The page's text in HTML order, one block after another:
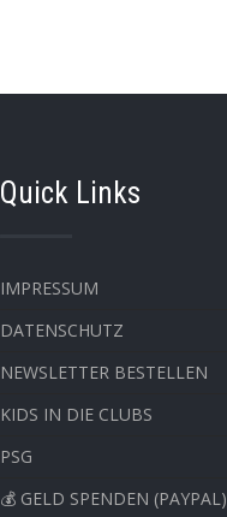
Quick Links
IMPRESSUM
DATENSCHUTZ
NEWSLETTER BESTELLEN
KIDS IN DIE CLUBS
PSG
💰 GELD SPENDEN (PAYPAL)